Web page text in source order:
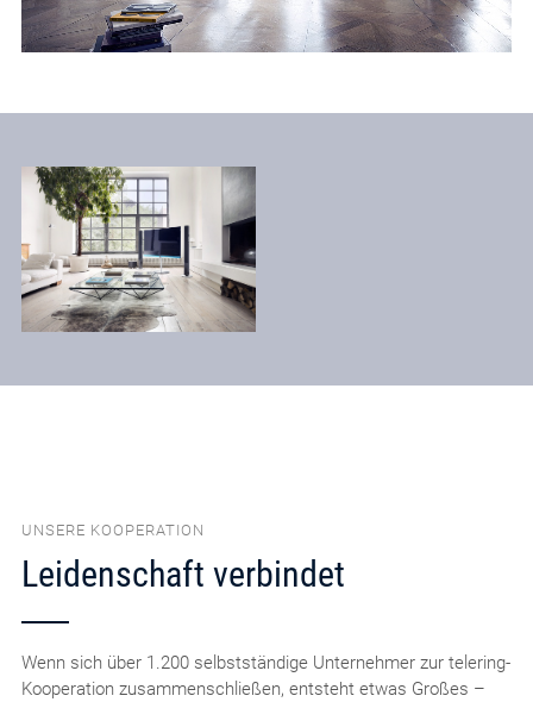
UNSERE KOOPERATION
Leidenschaft verbindet
Wenn sich über 1.200 selbstständige Unternehmer zur telering-
Kooperation zusammenschließen, entsteht etwas Großes –